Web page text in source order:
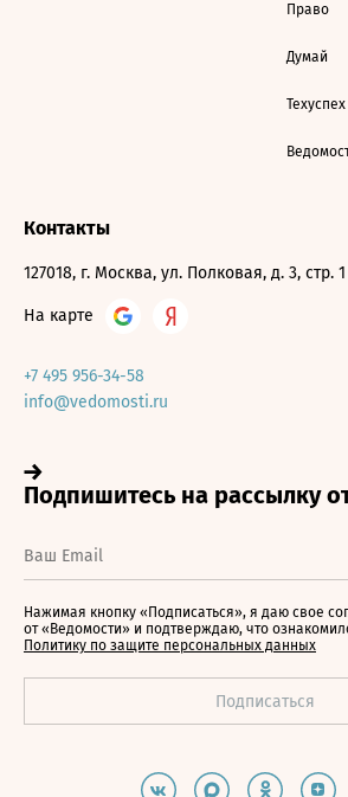
Право
Думай
Техуспех
Контакты
127018, г. Москва, ул. Полковая, д. 3, стр. 1
На карте
+7 495 956-34-58
info@vedomosti.ru
Нажимая кнопку «Подписаться», я даю свое
от «Ведомости» и подтверждаю, что
Политику по защите персональных данных